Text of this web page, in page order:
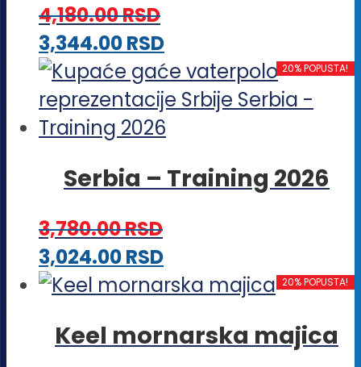
biti
izabrane
na
stranici
proizvoda.
4,180.00RSD
3,344.00RSDOvaj
proizvod
ima
više
Opcije
na
stranici
proizvoda.
20% POPUSTA!
Serbia – Training 2026
3,780.00RSD
3,024.00RSDOvaj
proizvod
više
20% POPUSTA!
Keel mornarska majica